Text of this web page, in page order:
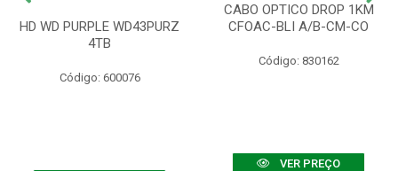
HD WD PURPLE WD43PURZ
4TB
Código: 600076
CABO OPTICO DROP 1KM
CFOAC-BLI A/B-CM-CO
Código: 830162
VER PREÇO